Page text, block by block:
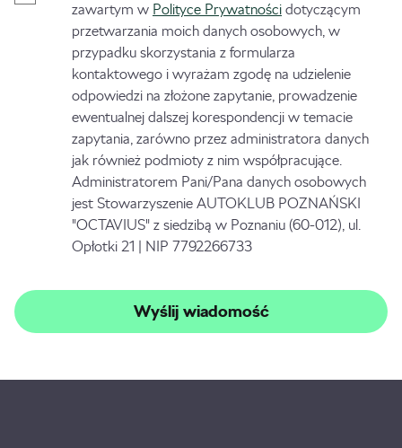
zawartym w Polityce Prywatności dotyczącym
przetwarzania moich danych osobowych, w
przypadku skorzystania z formularza
kontaktowego i wyrażam zgodę na udzielenie
odpowiedzi na złożone zapytanie, prowadzenie
ewentualnej dalszej korespondencji w temacie
zapytania, zarówno przez administratora danych
jak również podmioty z nim współpracujące.
Administratorem Pani/Pana danych osobowych
jest Stowarzyszenie AUTOKLUB POZNAŃSKI
"OCTAVIUS" z siedzibą w Poznaniu (60-012), ul.
Opłotki 21 | NIP 7792266733